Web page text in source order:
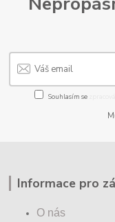
Souhlasím se
Informace pro
O nás